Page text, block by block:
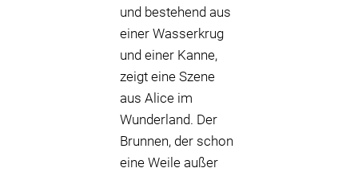
und bestehend aus
einer Wasserkrug
und einer Kanne,
zeigt eine Szene
aus Alice im
Wunderland. Der
Brunnen, der schon
eine Weile außer